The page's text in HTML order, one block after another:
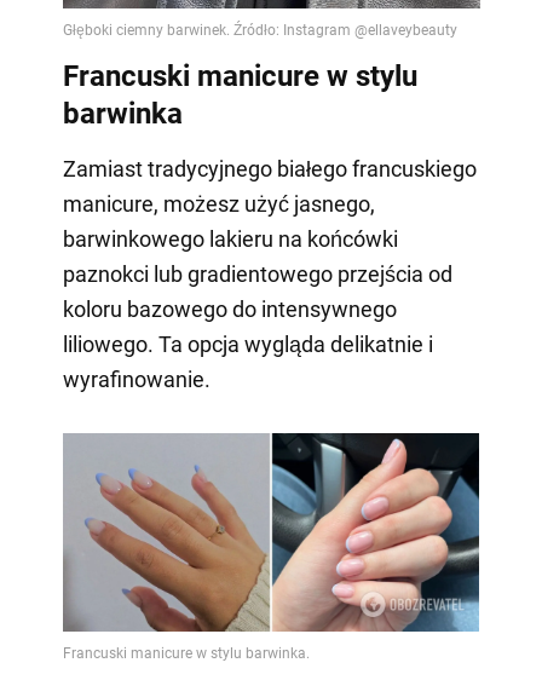
Francuski manicure w stylu
barwinka
Zamiast tradycyjnego białego francuskiego
manicure, możesz użyć jasnego,
barwinkowego lakieru na końcówki
paznokci lub gradientowego przejścia od
koloru bazowego do intensywnego
liliowego. Ta opcja wygląda delikatnie i
wyrafinowanie.